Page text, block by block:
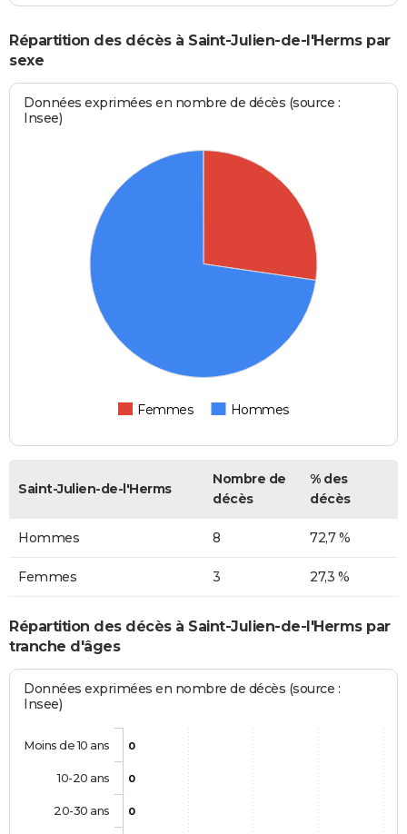
Répartition des décès à Saint-Julien-de-l'Herms par
sexe
Données exprimées en nombre de décès (source :
Insee)
Femmes Hommes
Saint-Julien-de-l'Herms
Nombre de
décès
% des
décès
Hommes 8 72,7 %
Femmes 3 27,3 %
Répartition des décès à Saint-Julien-de-l'Herms par
tranche d'âges
Données exprimées en nombre de décès (source :
Insee)
0
0
0
Moins de 10 ans
10-20 ans
20-30 ans